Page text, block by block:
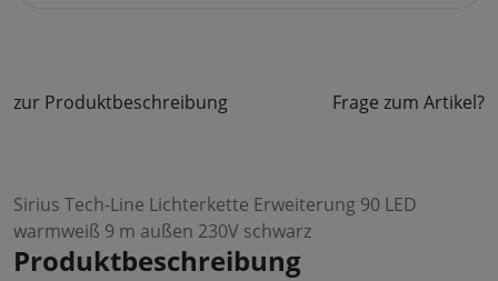
zur Produktbeschreibung Frage zum Artikel?
Sirius Tech-Line Lichterkette Erweiterung 90 LED
warmweiß 9 m außen 230V schwarz
Produktbeschreibung